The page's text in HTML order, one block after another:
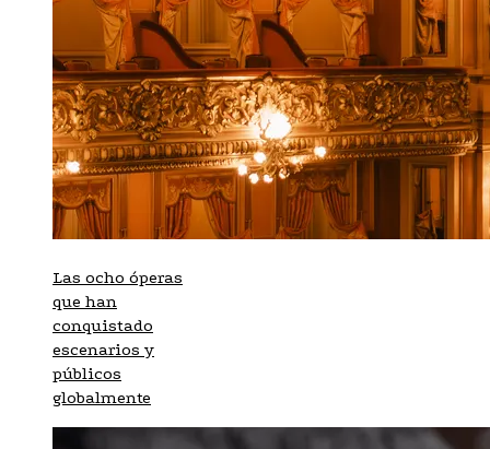
Las ocho óperas
que han
conquistado
escenarios y
públicos
globalmente